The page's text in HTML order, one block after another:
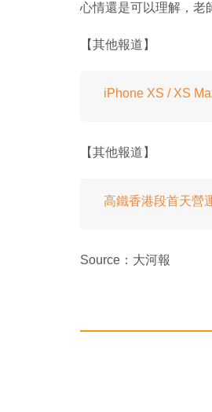
心情還是可以理解，老
【其他報道】
iPhone XS / XS
【其他報道】
高鐵香港段首天營
Source：大河報